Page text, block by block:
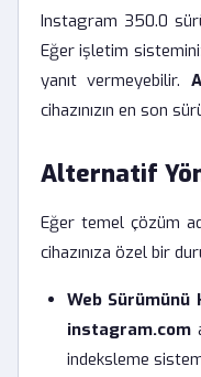
Instagram 350.0
Eğer işletim
yanıt vermeyebilir.
cihazınızın en son
Alternatif
Eğer temel çözüm
cihazınıza özel bir
Web Sürümünü
instagram.com
indeksleme